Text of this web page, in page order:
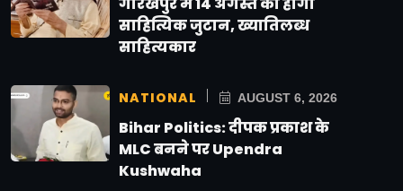
गोरखपुर में 14 अगस्त को होगा
साहित्यिक जुटान, ख्यातिलब्ध
साहित्यकार
NATIONAL AUGUST 6, 2026
Bihar Politics: दीपक प्रकाश के
MLC बनने पर Upendra
Kushwaha